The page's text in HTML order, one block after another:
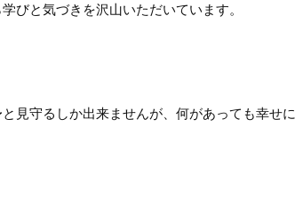
びと気づきを沢山いただいています。
見守るしか出来ませんが、何があっても幸せに